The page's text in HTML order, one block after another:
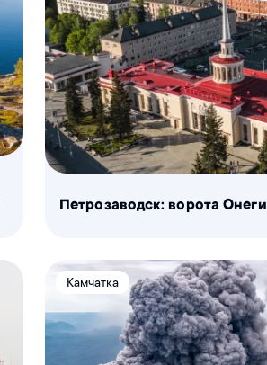
Петрозаводск: ворота Онеги
Камчатка